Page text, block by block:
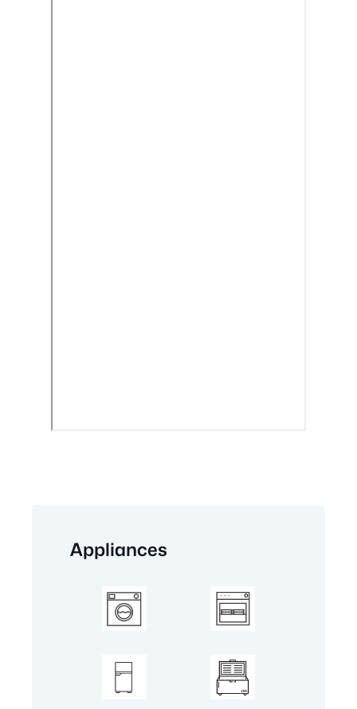
Appliances